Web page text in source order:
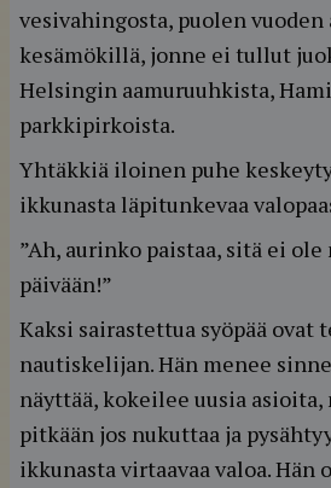
vesivahingosta, puolen vuoden
kesämökillä, jonne ei tullut
Helsingin aamuruuhkista,
parkkipirkoista.
Yhtäkkiä iloinen puhe
ikkunasta läpitunkevaa
”Ah, aurinko paistaa, sitä ei
päivään!”
Kaksi sairastettua syöpää ovat
nautiskelijan. Hän menee
näyttää, kokeilee uusia
pitkään jos nukuttaa ja
ikkunasta virtaavaa valoa. Hän